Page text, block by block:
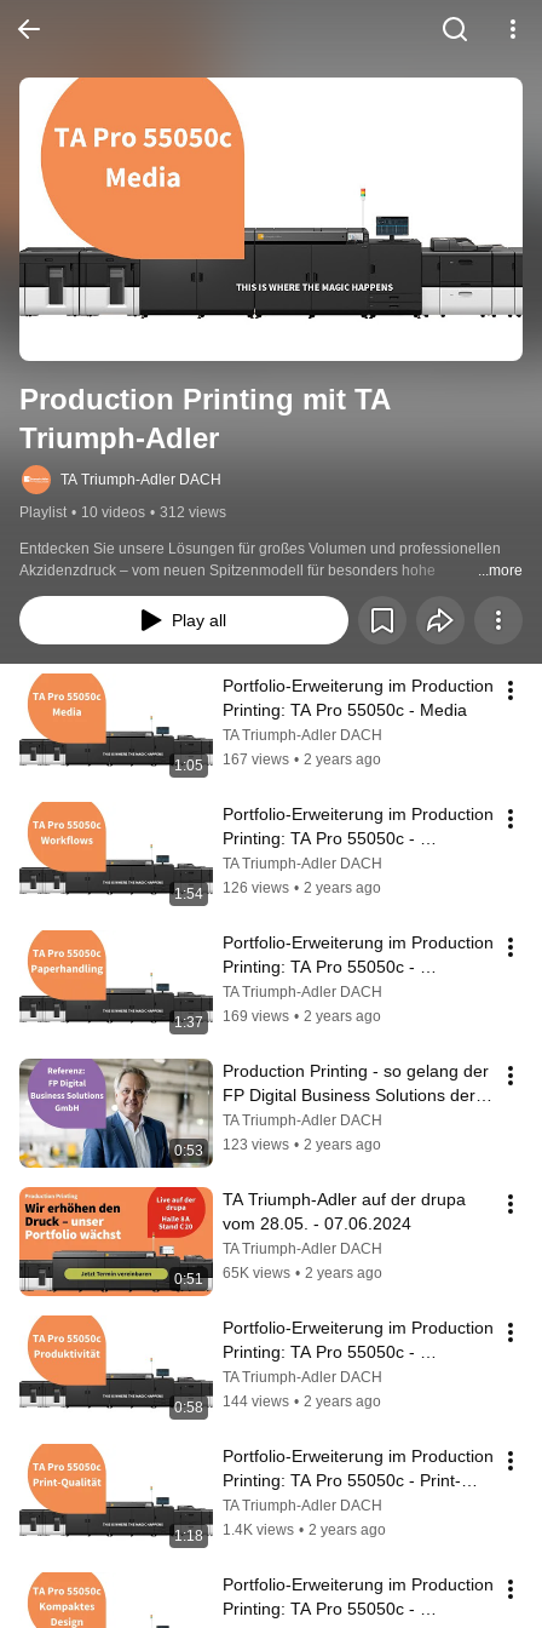
Production Printing mit TA
Triumph-Adler
TA Triumph-Adler DACH
Playlist • 10 videos • 312 views
Entdecken Sie unsere Lösungen für großes Volumen und professionellen
Akzidenzdruck – vom neuen Spitzenmodell für besonders hohe
Bildauflösungen, der TA Pro 55050c, bis hin zum effizienten
Transaktionsdruck mit der TA Pro 15050c.
...more
Play all
1:05
Portfolio-Erweiterung im Production
Printing: TA Pro 55050c - Media
TA Triumph-Adler DACH
167 views • 2 years ago
1:54
Portfolio-Erweiterung im Production
Printing: TA Pro 55050c -
Workflows
TA Triumph-Adler DACH
126 views • 2 years ago
1:37
Portfolio-Erweiterung im Production
Printing: TA Pro 55050c -
Paperhandling
TA Triumph-Adler DACH
169 views • 2 years ago
0:53
Production Printing - so gelang der
FP Digital Business Solutions der
Umstieg auf die TA Pro 15050c
TA Triumph-Adler DACH
123 views • 2 years ago
0:51
TA Triumph-Adler auf der drupa
vom 28.05. - 07.06.2024
TA Triumph-Adler DACH
65K views • 2 years ago
0:58
Portfolio-Erweiterung im Production
Printing: TA Pro 55050c -
Produktivität
TA Triumph-Adler DACH
144 views • 2 years ago
1:18
Portfolio-Erweiterung im Production
Printing: TA Pro 55050c - Print-
Qualität
TA Triumph-Adler DACH
1.4K views • 2 years ago
Portfolio-Erweiterung im Production
Printing: TA Pro 55050c -